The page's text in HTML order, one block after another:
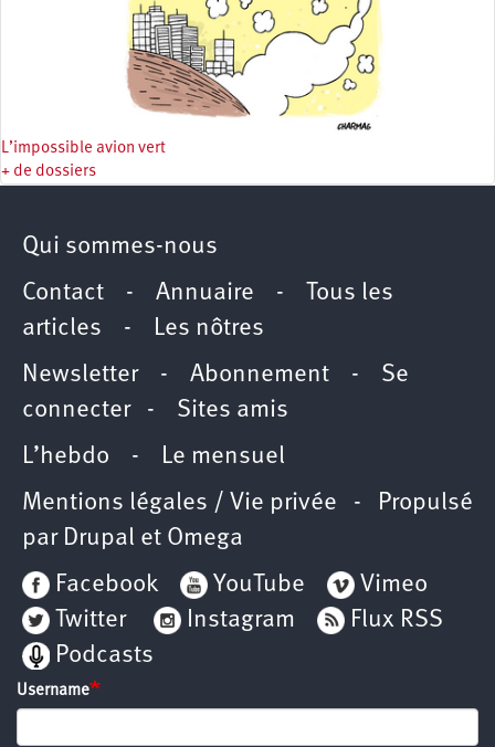
L’impossible avion vert
+ de dossiers
Qui sommes-nous
Contact - Annuaire -
Tous les
articles - Les nôtres
Newsletter- Abonnement - Se
connecter- Sites amis
L’hebdo - Le mensuel
Mentions légales / Vie privée - Propulsé
par Drupal et Omega
Facebook
YouTube
Vimeo
Twitter
Instagram
Flux RSS
Podcasts
Username